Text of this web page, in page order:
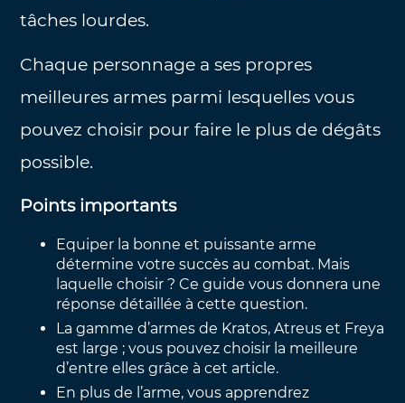
tâches lourdes.
Chaque personnage a ses propres
meilleures armes parmi lesquelles vous
pouvez choisir pour faire le plus de dégâts
possible.
Points importants
Equiper la bonne et puissante arme
détermine votre succès au combat. Mais
laquelle choisir ? Ce guide vous donnera une
réponse détaillée à cette question.
La gamme d’armes de Kratos, Atreus et Freya
est large ; vous pouvez choisir la meilleure
d’entre elles grâce à cet article.
En plus de l’arme, vous apprendrez